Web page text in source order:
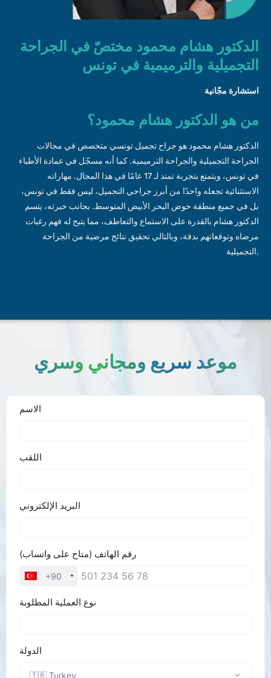
الدكتور هشام محمود مختصّ في الجراحة
التجميلية والترميمية في تونس
استشارة مجّانية
من هو الدكتور هشام محمود؟
الدكتور هشام محمود هو جراح تجميل تونسي متخصص في مجالات
الجراحة التجميلية والجراحة الترميمية. كما أنه مسجّل في عمادة الأطباء
في تونس، ويتمتع بتجربة تمتد لـ 17 عامًا في هذا المجال. مهاراته
الاستثنائية تجعله واحدًا من أبرز جراحي التجميل، ليس فقط في تونس،
بل في جميع منطقة حوض البحر الأبيض المتوسط. بجانب خبرته، يتسم
الدكتور هشام بالقدرة على الاستماع والتعاطف، مما يتيح له فهم رغبات
مرضاه وتوقعاتهم بدقة، وبالتالي تحقيق نتائج مرضية من الجراحة
التجميلية.
موعد سريع ومجاني وسري